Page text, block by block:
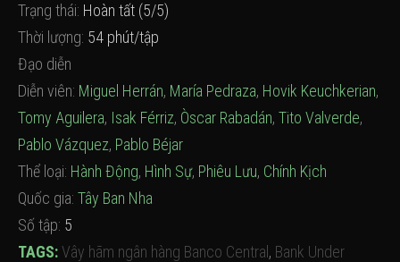
Trạng thái: Hoàn tất (5/5)
Thời lượng: 54 phút/tập
Đạo diễn
Diễn viên: Miguel Herrán, María Pedraza, Hovik Keuchkerian,
Tomy Aguilera, Isak Férriz, Òscar Rabadán, Tito Valverde,
Pablo Vázquez, Pablo Béjar
Thể loại: Hành Động, Hình Sự, Phiêu Lưu, Chính Kịch
Quốc gia: Tây Ban Nha
Số tập: 5
TAGS:Vây hãm ngân hàng Banco Central , Bank Under